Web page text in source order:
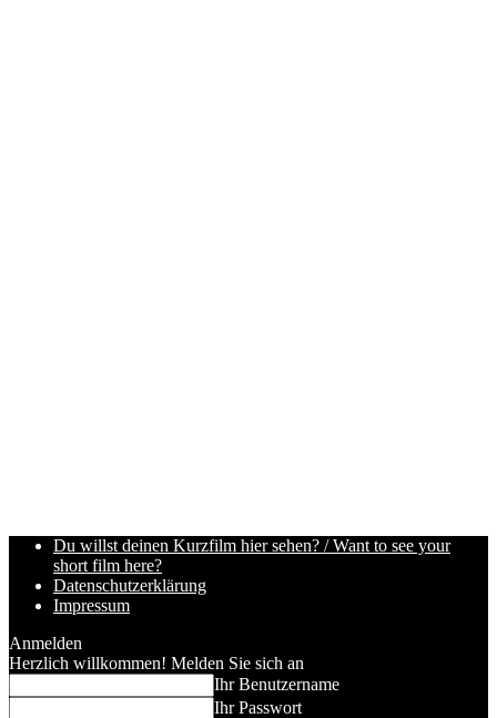
Du willst deinen Kurzfilm hier sehen? / Want to see your
short film here?
Datenschutzerklärung
Impressum
Anmelden
Herzlich willkommen! Melden Sie sich an
Ihr Benutzername
Ihr Passwort